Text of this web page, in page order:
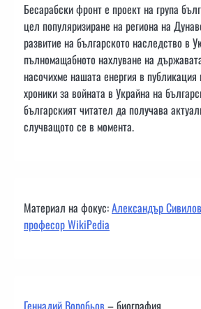
Бесарабски фронт е проект на група
цел популяризиране на региона на
развитие на българското наследство в
пълномащабното нахлуване на
насочихме нашата енергия в
хроники за войната в Украйна на
българският читател да получава
случващото се в момента.
Материал на фокус:Александър
професор WikiPedia